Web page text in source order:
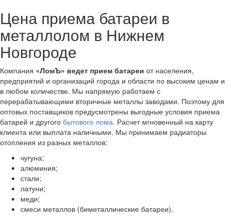
Цена приема батареи в
металлолом в Нижнем
Новгороде
Компания «ЛомЪ» ведет прием батареи от населения,
предприятий и организаций города и области по высоким ценам и
в любом количестве. Мы напрямую работаем с
перерабатывающими вторичные металлы заводами. Поэтому для
оптовых поставщиков предусмотрены выгодные условия приема
батарей и другого бытового лома. Расчет мгновенный на карту
клиента или выплата наличными. Мы принимаем радиаторы
отопления из разных металлов:
чугуна;
алюминия;
стали;
латуни;
меди;
смеси металлов (биметаллические батареи).